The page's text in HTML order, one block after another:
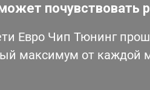
почувствовать
Евро Чип Тюнинг
максимум от